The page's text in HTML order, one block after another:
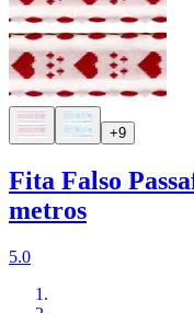
+9
Fita Falso
metros
5.0